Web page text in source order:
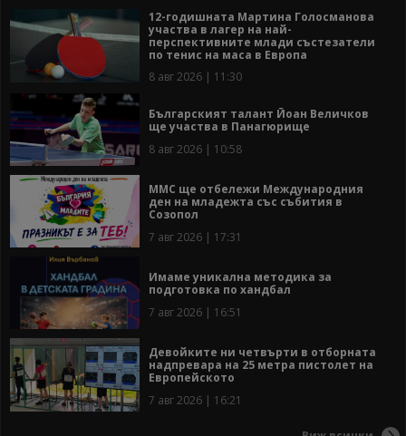
12-годишната Мартина Голосманова
участва в лагер на най-
перспективните млади състезатели
по тенис на маса в Европа
8 авг 2026 | 11:30
Българският талант Йоан Величков
ще участва в Панагюрище
8 авг 2026 | 10:58
ММС ще отбележи Международния
ден на младежта със събития в
Созопол
7 авг 2026 | 17:31
Имаме уникална методика за
подготовка по хандбал
7 авг 2026 | 16:51
Девойките ни четвърти в отборната
надпревара на 25 метра пистолет на
Европейското
7 авг 2026 | 16:21